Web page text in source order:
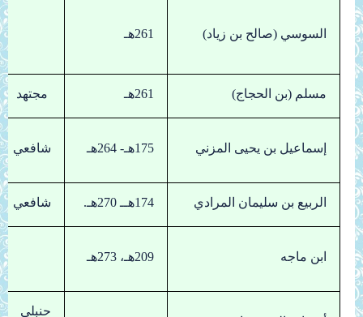
السوسي (صالح بن زياد) 261هـ
مسلم (بن الحجاج) 261هـ مجتهد
إسماعيل بن يحيى المزني 175هـ- 264هـ شافعي
الربيع بن سليمان المرادي 174هــ 270هـ. شافعي
ابن ماجه 209هـ، 273هـ
حنبلي